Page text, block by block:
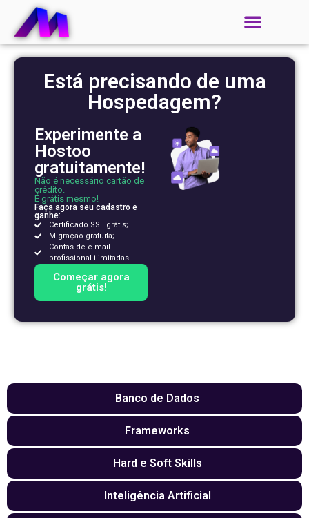
Está precisando de uma
Hospedagem?
Experimente a
Hostoo
gratuitamente!
Não é necessário cartão de
crédito.
É grátis mesmo!
Faça agora seu cadastro e
ganhe:
Certificado SSL grátis;
Migração gratuita;
Contas de e-mail
profissional ilimitadas!
Começar agora
grátis!
Banco de Dados
Frameworks
Hard e Soft Skills
Inteligência Artificial